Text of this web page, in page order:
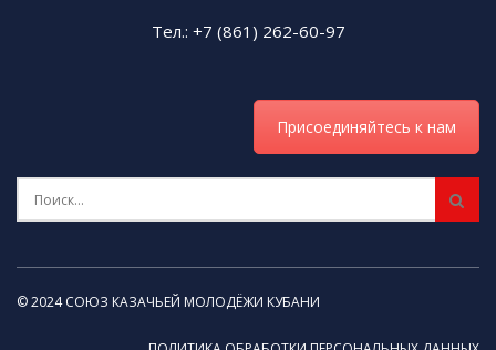
Тел.: +7 (861) 262-60-97
Присоединяйтесь к нам
© 2024 СОЮЗ КАЗАЧЬЕЙ МОЛОДЁЖИ КУБАНИ